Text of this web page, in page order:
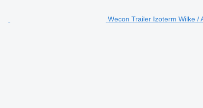
Wecon Trailer Izoterm Wilke /